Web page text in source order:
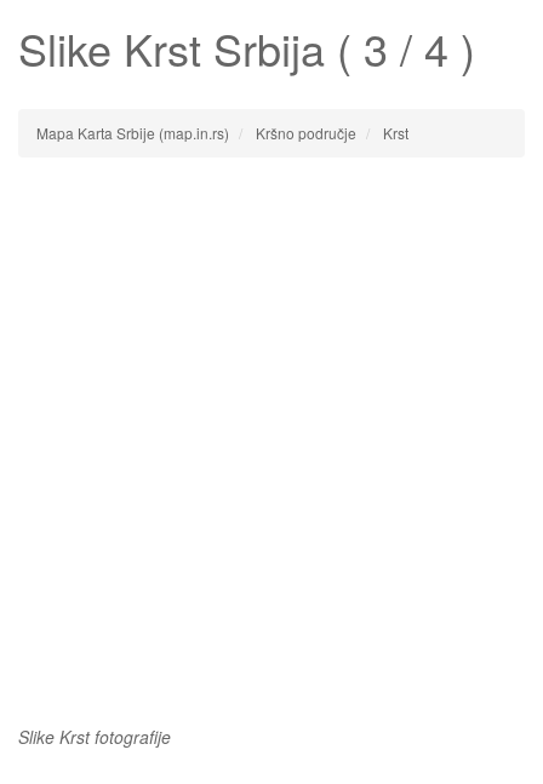
Slike Krst Srbija ( 3 / 4 )
Mapa Karta Srbije (map.in.rs) Kršno područje Krst
Slike Krst fotografije